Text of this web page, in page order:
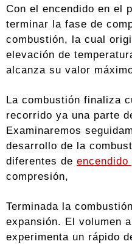
Con el encendido en el
terminar la fase de
combustión, la cual
elevación de
alcanza su valor
La combustión finaliza
recorrido ya una parte
Examinaremos
desarrollo de la
diferentes de
compresión,
Terminada la
expansión. El volumen
experimenta un rápido